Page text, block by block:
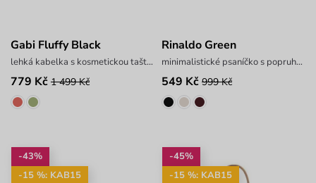
Gabi Fluffy Black
lehká kabelka s kosmetickou taštičkou
779 Kč 1 499 Kč
Rinaldo Green
minimalistické psaníčko s popruhem
549 Kč 999 Kč
-43%
-15 %: KAB15
-45%
-15 %: KAB15